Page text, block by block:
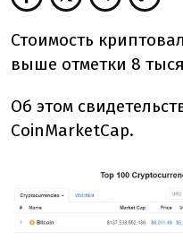
Стоимость
выше отметки 8
Об этом
CoinMarketCap.